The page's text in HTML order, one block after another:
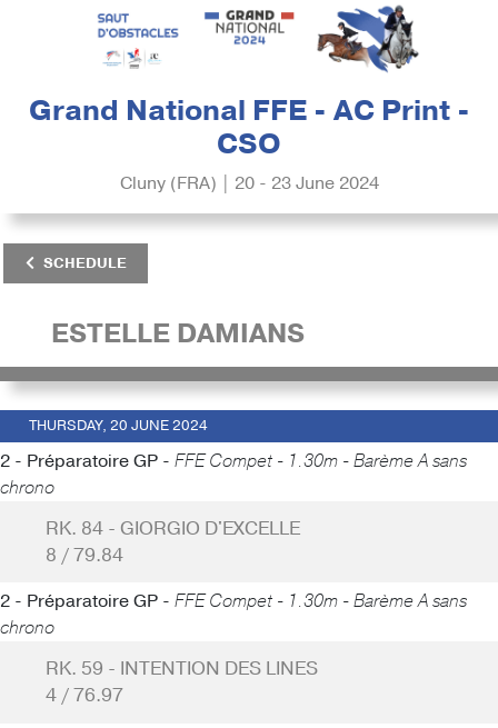
Grand National FFE - AC Print -
CSO
Cluny (FRA) | 20 - 23 June 2024
SCHEDULE
ESTELLE DAMIANS
THURSDAY, 20 JUNE 2024
2 - Préparatoire GP - FFE Compet - 1.30m - Barème A sans
chrono
RK. 84 - GIORGIO D'EXCELLE
8 / 79.84
2 - Préparatoire GP - FFE Compet - 1.30m - Barème A sans
chrono
RK. 59 - INTENTION DES LINES
4 / 76.97